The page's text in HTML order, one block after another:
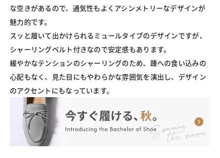
な空きがあるので、通気性もよくアシンメトリーなデザインが
魅力的です。
スッと履いて出かけられるミュールタイプのデザインですが、
シャーリングベルト付きなので安定感もあります。
緩やかなテンションのシャーリングのため、踵への食い込みの
心配もなく、見た目にもやわらかな雰囲気を演出し、デザイン